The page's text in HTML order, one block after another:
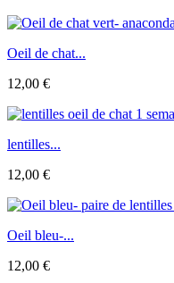
Oeil de chat...
12,00 €
lentilles...
12,00 €
Oeil bleu-...
12,00 €